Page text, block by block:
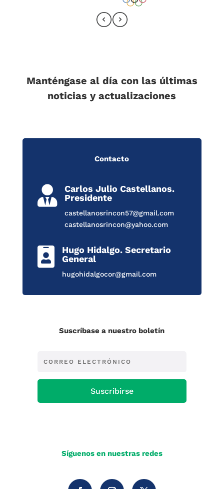
Manténgase al día con las últimas
noticias y actualizaciones
Contacto

Carlos Julio Castellanos.
Presidente
castellanosrincon57@gmail.com
castellanosrincon@yahoo.com

Hugo Hidalgo. Secretario
General
hugohidalgocor@gmail.com
Suscríbase a nuestro boletín
Suscribirse
Síguenos en nuestras redes